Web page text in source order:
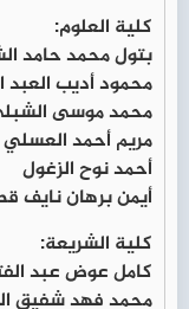
كلية العلوم:
بتول محمد حامد
محمود أديب العبد
محمد موسى
مريم أحمد العسلي
أحمد نوح الزغول
أيمن برهان نايف
كلية الشريعة:
كامل عوض عبد
محمد فهد شفيق